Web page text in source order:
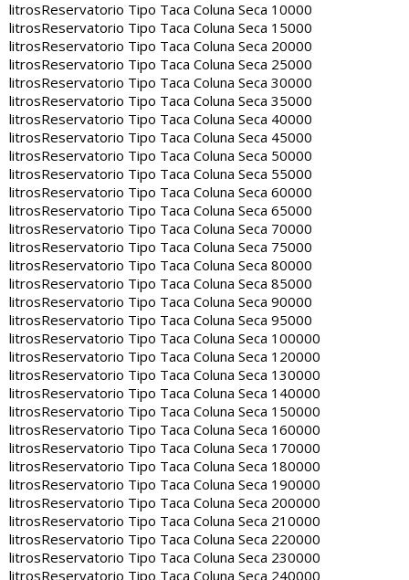
litrosReservatorio Tipo Taca Coluna Seca 10000
litrosReservatorio Tipo Taca Coluna Seca 15000
litrosReservatorio Tipo Taca Coluna Seca 20000
litrosReservatorio Tipo Taca Coluna Seca 25000
litrosReservatorio Tipo Taca Coluna Seca 30000
litrosReservatorio Tipo Taca Coluna Seca 35000
litrosReservatorio Tipo Taca Coluna Seca 40000
litrosReservatorio Tipo Taca Coluna Seca 45000
litrosReservatorio Tipo Taca Coluna Seca 50000
litrosReservatorio Tipo Taca Coluna Seca 55000
litrosReservatorio Tipo Taca Coluna Seca 60000
litrosReservatorio Tipo Taca Coluna Seca 65000
litrosReservatorio Tipo Taca Coluna Seca 70000
litrosReservatorio Tipo Taca Coluna Seca 75000
litrosReservatorio Tipo Taca Coluna Seca 80000
litrosReservatorio Tipo Taca Coluna Seca 85000
litrosReservatorio Tipo Taca Coluna Seca 90000
litrosReservatorio Tipo Taca Coluna Seca 95000
litrosReservatorio Tipo Taca Coluna Seca 100000
litrosReservatorio Tipo Taca Coluna Seca 120000
litrosReservatorio Tipo Taca Coluna Seca 130000
litrosReservatorio Tipo Taca Coluna Seca 140000
litrosReservatorio Tipo Taca Coluna Seca 150000
litrosReservatorio Tipo Taca Coluna Seca 160000
litrosReservatorio Tipo Taca Coluna Seca 170000
litrosReservatorio Tipo Taca Coluna Seca 180000
litrosReservatorio Tipo Taca Coluna Seca 190000
litrosReservatorio Tipo Taca Coluna Seca 200000
litrosReservatorio Tipo Taca Coluna Seca 210000
litrosReservatorio Tipo Taca Coluna Seca 220000
litrosReservatorio Tipo Taca Coluna Seca 230000
litrosReservatorio Tipo Taca Coluna Seca 240000